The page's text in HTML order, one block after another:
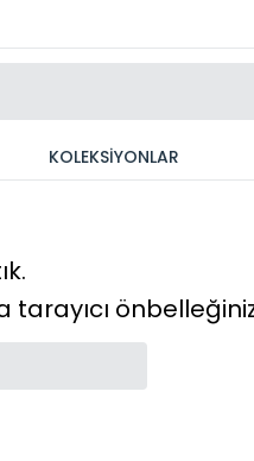
KOLEKSİYONLAR
tarayıcı